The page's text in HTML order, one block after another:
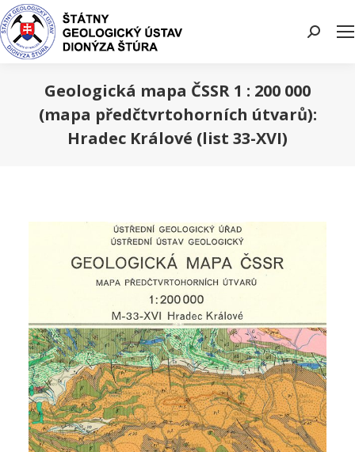
Search:
Geologická mapa ČSSR 1 : 200 000
(mapa předčtvrtohorních útvarů):
Hradec Králové (list 33-XVI)